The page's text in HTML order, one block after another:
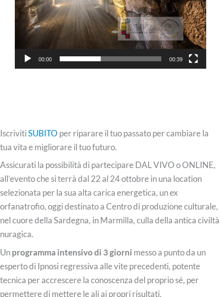
00:00 00:39
IscrivitiSUBITO per riparare il tuo passato per cambiare la
tua vita e migliorare il tuo futuro.
Assicurati la possibilità di partecipare DAL VIVO o ONLINE,
all’evento che si terrà dal 22 al 24 ottobre in una location
selezionata per la sua alta carica energetica, un ex
orfanatrofio, oggi destinato a Centro di produzione culturale,
nel cuore della Sardegna, in Marmilla, culla della antica civiltà
nuragica.
Unprogramma intensivo di 3 giorni messo a punto da un
esperto di Ipnosi regressiva alle vite precedenti, potente
tecnica per accrescere la conoscenza del proprio sé, per
permettere di mettere le ali ai propri risultati.